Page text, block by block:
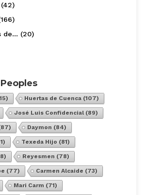
(42)
de… (20)
Huertas de Cuenca(107)
José Luis Confidencial(89)
Daymon (84)
Texeda Hijo (81)
Reyesmen (78)
(77) Carmen Alcaide (73)
Mari Carm (71)